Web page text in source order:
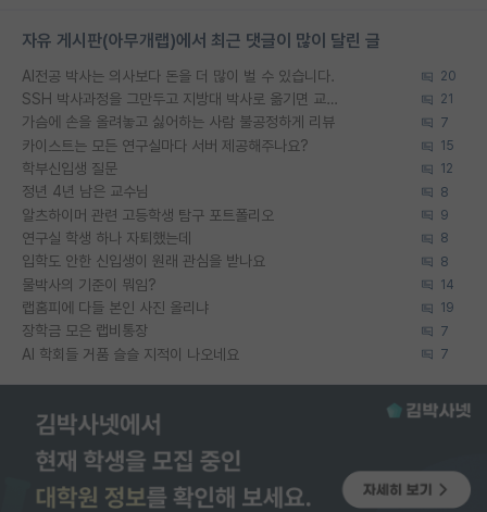
자유 게시판(아무개랩)에서 최근 댓글이 많이 달린 글
AI전공 박사는 의사보다 돈을 더 많이 벌 수 있습니다. 20
SSH 박사과정을 그만두고 지방대 박사로 옮기면 교수의 꿈은 끝일까요? 21
가슴에 손을 올려놓고 싫어하는 사람 불공정하게 리뷰 7
카이스트는 모든 연구실마다 서버 제공해주나요? 15
학부신입생 질문 12
정년 4년 남은 교수님 8
알츠하이머 관련 고등학생 탐구 포트폴리오 9
연구실 학생 하나 자퇴했는데 8
입학도 안한 신입생이 원래 관심을 받나요 8
물박사의 기준이 뭐임? 14
랩홈피에 다들 본인 사진 올리냐 19
장학금 모은 랩비통장 7
AI 학회들 거품 슬슬 지적이 나오네요 7